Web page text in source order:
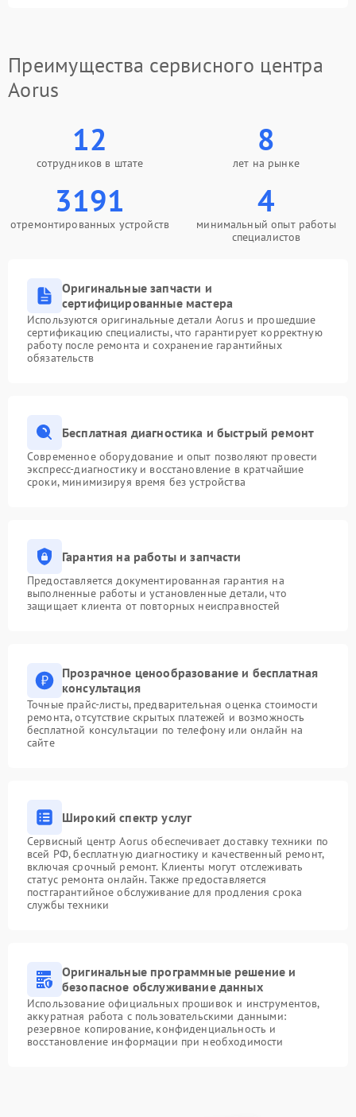
Преимущества сервисного центра
Aorus
12
сотрудников в штате
8
лет на рынке
3191
отремонтированных устройств
4
минимальный опыт работы
специалистов
Оригинальные запчасти и
сертифицированные мастера
Используются оригинальные детали Aorus и прошедшие
сертификацию специалисты, что гарантирует корректную
работу после ремонта и сохранение гарантийных
обязательств
Бесплатная диагностика и быстрый ремонт
Современное оборудование и опыт позволяют провести
экспресс-диагностику и восстановление в кратчайшие
сроки, минимизируя время без устройства
Гарантия на работы и запчасти
Предоставляется документированная гарантия на
выполненные работы и установленные детали, что
защищает клиента от повторных неисправностей
Прозрачное ценообразование и бесплатная
консультация
Точные прайс-листы, предварительная оценка стоимости
ремонта, отсутствие скрытых платежей и возможность
бесплатной консультации по телефону или онлайн на
сайте
Широкий спектр услуг
Сервисный центр Aorus обеспечивает доставку техники по
всей РФ, бесплатную диагностику и качественный ремонт,
включая срочный ремонт. Клиенты могут отслеживать
статус ремонта онлайн. Также предоставляется
постгарантийное обслуживание для продления срока
службы техники
Оригинальные программные решение и
безопасное обслуживание данных
Использование официальных прошивок и инструментов,
аккуратная работа с пользовательскими данными:
резервное копирование, конфиденциальность и
восстановление информации при необходимости